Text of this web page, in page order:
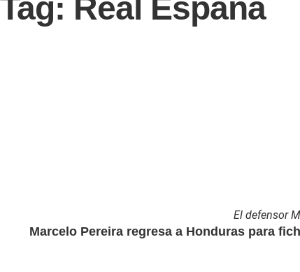
Tag: Real España
El defensor
Marcelo Pereira regresa a Honduras para